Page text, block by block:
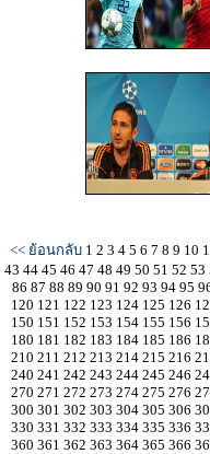
<< ย้อนกลับ 1 2 3 4 5 6 7 8 9 10
43 44 45 46 47 48 49 50 51 52 53
86 87 88 89 90 91 92 93 94 95
120 121 122 123 124 125 126
150 151 152 153 154 155 156
180 181 182 183 184 185 186
210 211 212 213 214 215 216
240 241 242 243 244 245 246
270 271 272 273 274 275 276
300 301 302 303 304 305 306
330 331 332 333 334 335 336
360 361 362 363 364 365 366